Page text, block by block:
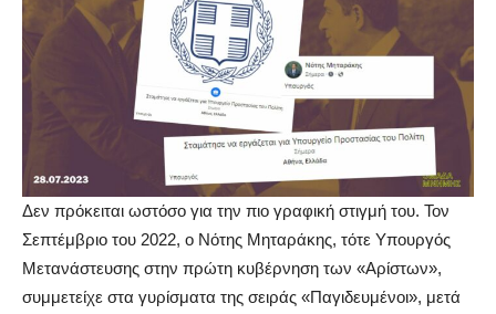
Δεν πρόκειται ωστόσο για την πιο γραφική στιγμή του. Τον
Σεπτέμβριο του 2022, ο Νότης Μηταράκης, τότε Υπουργός
Μετανάστευσης στην πρώτη κυβέρνηση των «Αρίστων»,
συμμετείχε στα γυρίσματα της σειράς «Παγιδευμένοι», μετά